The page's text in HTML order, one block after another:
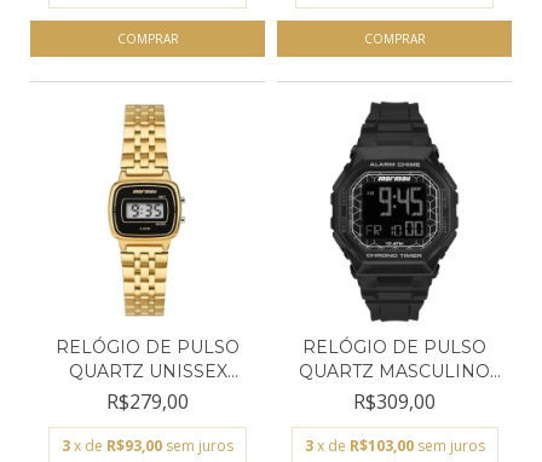
RELÓGIO DE PULSO
QUARTZ UNISSEX
MORMAII...
R$279,00
3x de R$93,00 sem juros
RELÓGIO DE PULSO
QUARTZ MASCULINO
MORMAI...
R$309,00
3 x de R$103,00 sem juros